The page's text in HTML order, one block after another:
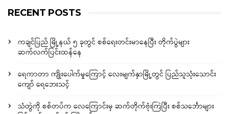
RECENT POSTS
ကချင်ပြည် မြို့နယ် ၅ ခုတွင် စစ်ရေးတင်းမာနေပြီး တိုက်ပွဲများ
ဆက်လက်ပြင်းထန်နေ
ရေကာတာ ကျိုးပေါက်မှုကြောင့် လေးမျက်နှာမြို့တွင် ပြည်သူသုံးသောင်း
ကျော် ရေဘေးသင့်
သံတွဲကို စစ်တပ်က လေကြောင်းမှ ဆက်တိုက်ဗုံးကြဲပြီး စစ်သင်္ဘောများ